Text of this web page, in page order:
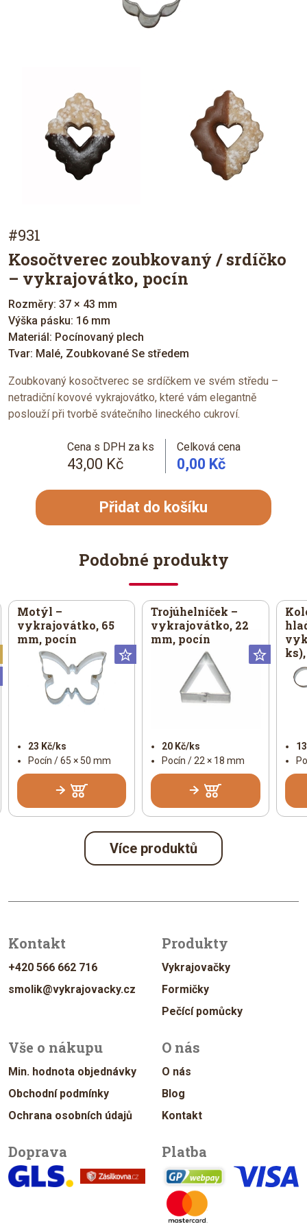
#931
Kosočtverec zoubkovaný / srdíčko
– vykrajovátko, pocín
Rozměry: 37 × 43 mm
Výška pásku: 16 mm
Materiál: Pocínovaný plech
Tvar: Malé, Zoubkované Se středem
Zoubkovaný kosočtverec se srdíčkem ve svém středu –
netradiční kovové vykrajovátko, které vám elegantně
poslouží při tvorbě svátečního lineckého cukroví.
Cena s DPH za ks
43,00 Kč
Celková cena
0,00 Kč
Přidat do košíku
Podobné produkty
Motýl –
vykrajovátko, 65
mm, pocín
23 Kč/ks
Pocín / 65 × 50 mm
Trojúhelníček –
vykrajovátko, 22
mm, pocín
20 Kč/ks
Pocín / 22 × 18 mm
Vánoční
Universální
Více produktů
Kontakt
+420 566 662 716
smolik@vykrajovacky.cz
Produkty
Vykrajovačky
Formičky
Pečící pomůcky
Vše o nákupu
Min. hodnota objednávky
Obchodní podmínky
Ochrana osobních údajů
O nás
O nás
Blog
Kontakt
Doprava Platba